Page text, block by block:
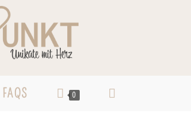
FAQS 0 WEBSITE-